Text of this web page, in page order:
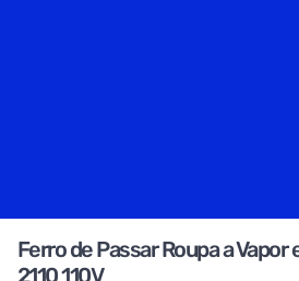
Ferro de Passar Roupa a Vapor
2110 110V